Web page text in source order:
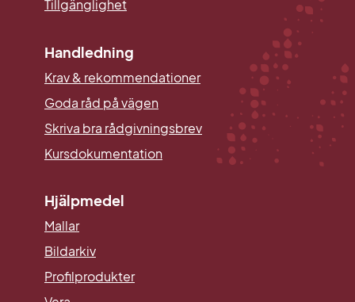
Tillgänglighet
Handledning
Krav & rekommendationer
Goda råd på vägen
Skriva bra rådgivningsbrev
Kursdokumentation
Hjälpmedel
Mallar
BildarkivLänk till annan webbplats.
Profilprodukter